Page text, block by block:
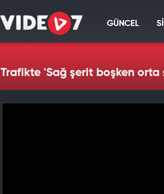
GÜNCEL
Trafikte 'Sağ şerit boşken orta